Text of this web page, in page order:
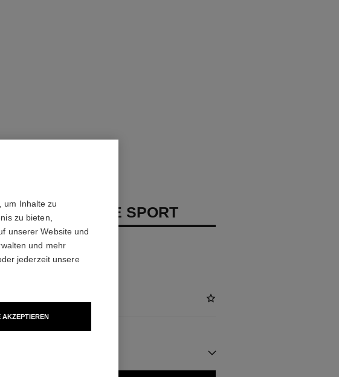
HOMME SPORT
Eau de Toilette Zerstäuber
Weitere Details
GRÖSSEN VERFÜGBAR
um Inhalte zu
zu bieten,
unserer Website und
und mehr
jederzeit unsere
AKZEPTIEREN